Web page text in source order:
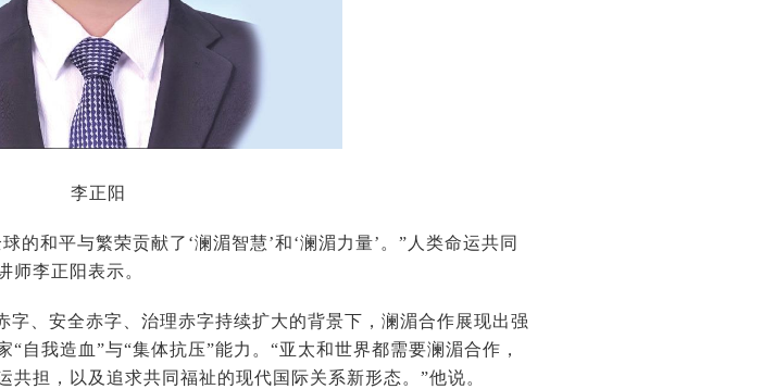
李正阳
的和平与繁荣贡献了‘澜湄智慧’和‘澜湄力量’。”人类命运共同
师李正阳表示。
字、安全赤字、治理赤字持续扩大的背景下，澜湄合作展现出强
自我造血”与“集体抗压”能力。“亚太和世界都需要澜湄合作，
担，以及追求共同福祉的现代国际关系新形态。”他说。